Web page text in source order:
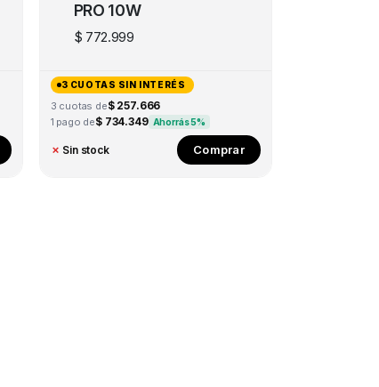
PRO 10W
$ 772.999
3 CUOTAS SIN INTERÉS
3 cuotas de$ 257.666
1 pago de$ 734.349 Ahorrás 5%
✗ Sin stock Comprar